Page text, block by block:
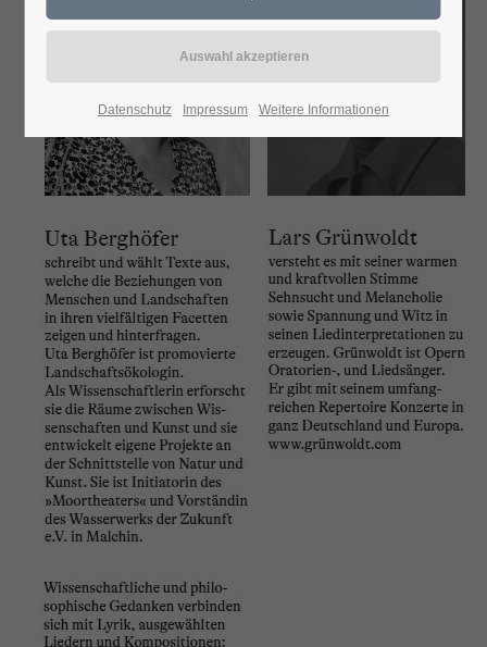
Datenschutz Impressum Weitere Informationen